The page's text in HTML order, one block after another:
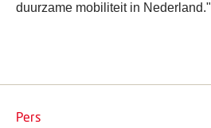
duurzame mobiliteit in Nederland."
Pers